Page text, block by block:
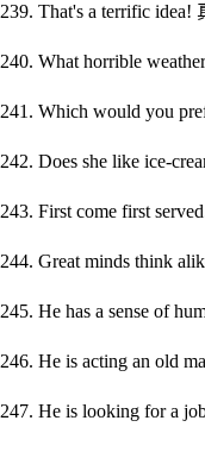
239. That's a terrific idea!
240. What horrible
241. Which would you
242. Does she like ice-
243. First come first
244. Great minds think
245. He has a sense of
246. He is acting an old
247. He is looking for a